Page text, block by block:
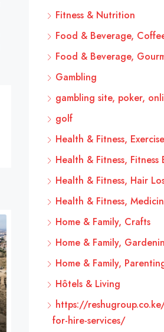
Fitness & Nutrition
Food & Beverage,
Food & Beverage,
Gambling
gambling site, poker,
golf
Health & Fitness, Exercise
Health & Fitness, Fitness
Health & Fitness, Hair
Health & Fitness,
Home & Family, Crafts
Home & Family,
Home & Family,
Hôtels & Living
https://
for-hire-services/